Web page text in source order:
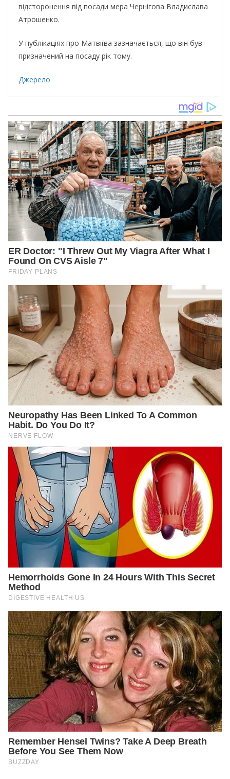
відсторонення від посади мера Чернігова Владислава
Атрошенко.
У публікаціях про Матвіїва зазначається, що він був
призначений на посаду рік тому.
Джерело